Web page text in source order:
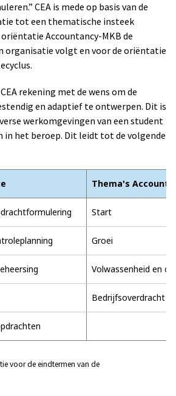
CEA is mede op basis van de
tot een thematische insteek
Accountancy-MKB de
organisatie volgt en voor de oriëntatie
rekening met de wens om de
en adaptief te ontwerpen. Dit is
werkomgevingen van een student
in het beroep. Dit leidt tot de volgende
Thema's
Start
Groei
Volwassenheid en
Bedrijfsoverdracht
voor de eindtermen van de